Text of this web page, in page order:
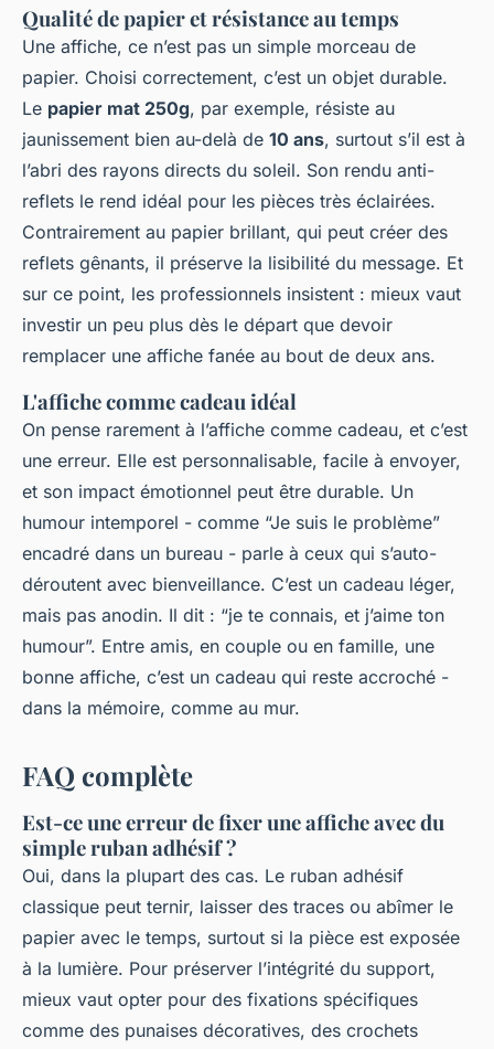
Qualité de papier et résistance au temps
Une affiche, ce n’est pas un simple morceau de
papier. Choisi correctement, c’est un objet durable.
Le papier mat 250g, par exemple, résiste au
jaunissement bien au-delà de 10 ans, surtout s’il est à
l’abri des rayons directs du soleil. Son rendu anti-
reflets le rend idéal pour les pièces très éclairées.
Contrairement au papier brillant, qui peut créer des
reflets gênants, il préserve la lisibilité du message. Et
sur ce point, les professionnels insistent : mieux vaut
investir un peu plus dès le départ que devoir
remplacer une affiche fanée au bout de deux ans.
L'affiche comme cadeau idéal
On pense rarement à l’affiche comme cadeau, et c’est
une erreur. Elle est personnalisable, facile à envoyer,
et son impact émotionnel peut être durable. Un
humour intemporel - comme “Je suis le problème”
encadré dans un bureau - parle à ceux qui s’auto-
déroutent avec bienveillance. C’est un cadeau léger,
mais pas anodin. Il dit : “je te connais, et j’aime ton
humour”. Entre amis, en couple ou en famille, une
bonne affiche, c’est un cadeau qui reste accroché -
dans la mémoire, comme au mur.
FAQ complète
Est-ce une erreur de fixer une affiche avec du
simple ruban adhésif ?
Oui, dans la plupart des cas. Le ruban adhésif
classique peut ternir, laisser des traces ou abîmer le
papier avec le temps, surtout si la pièce est exposée
à la lumière. Pour préserver l’intégrité du support,
mieux vaut opter pour des fixations spécifiques
comme des punaises décoratives, des crochets